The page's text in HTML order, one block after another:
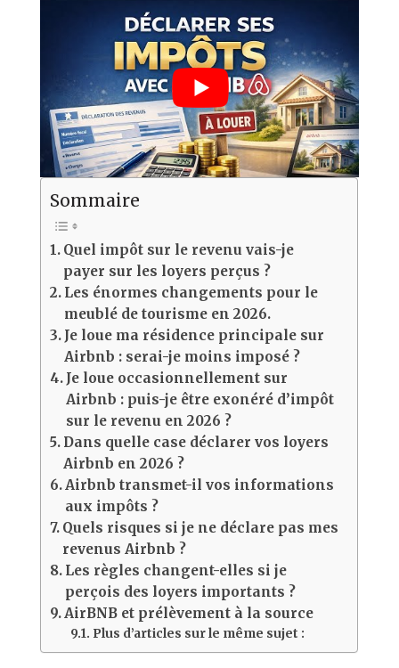
Sommaire
Quel impôt sur le revenu vais-je
payer sur les loyers perçus ?
Les énormes changements pour le
meublé de tourisme en 2026.
Je loue ma résidence principale sur
Airbnb : serai-je moins imposé ?
Je loue occasionnellement sur
Airbnb : puis-je être exonéré d’impôt
sur le revenu en 2026 ?
Dans quelle case déclarer vos loyers
Airbnb en 2026 ?
Airbnb transmet-il vos informations
aux impôts ?
Quels risques si je ne déclare pas mes
revenus Airbnb ?
Les règles changent-elles si je
perçois des loyers importants ?
AirBNB et prélèvement à la source
Plus d’articles sur le même sujet :